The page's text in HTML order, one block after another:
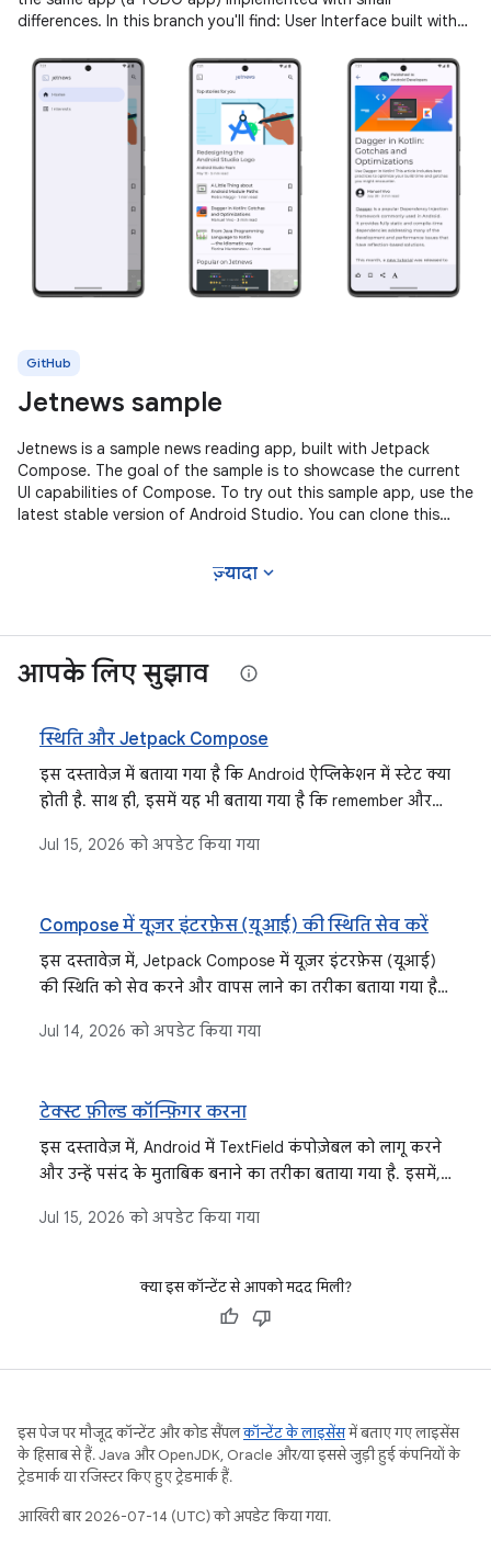
differences. In this branch you'll find: User Interface built with
GitHub
Jetnews sample
Jetnews is a sample news reading app, built with Jetpack
Compose. The goal of the sample is to showcase the current
UI capabilities of Compose. To try out this sample app, use the
latest stable version of Android Studio. You can clone this
ज़्यादा expand_more
आपके लिए सुझाव
स्थिति और Jetpack Compose
इस दस्तावेज़ में बताया गया है कि Android ऐप्लिकेशन में स्टेट क्या
होती है. साथ ही, इसमें यह भी बताया गया है कि remember और
Compose में स्टेट को कैसे मैनेज किया जाता है. इसके अलावा,
भी बताया गया है कि rememberSaveable का इस्तेमाल करके,
कॉन्फ़िगरेशन में हुए बदलावों के दौरान स्टेट को कैसे सेव किया
जाता है. इसमें स्टेट मैनेजमेंट के लिए, अलग-अलग तरह के
Jul 15, 2026 को अपडेट किया गया
Compose में यूज़र इंटरफ़ेस (यूआई) की स्थिति सेव करें
इस दस्तावेज़ में, Jetpack Compose में यूज़र इंटरफ़ेस (यूआई)
की स्थिति को सेव करने और वापस लाने का तरीका बताया गया है.
`rememberSaveable` और `SavedStateHandle`. इन
है.
Jul 14, 2026 को अपडेट किया गया
टेक्स्ट फ़ील्ड कॉन्फ़िगर करना
इस दस्तावेज़ में, Android में TextField कंपोज़ेबल को लागू करने
और उन्हें पसंद के मुताबिक बनाने का तरीका बताया गया है. इसमें,
इनपुट/आउटपुट ट्रांसफ़ॉर्मेशन, और कीबोर्ड कॉन्फ़िगरेशन पर
Jul 15, 2026 को अपडेट किया गया
क्या इस कॉन्टेंट से आपको मदद मिली?
इस पेज पर मौजूद कॉन्टेंट और कोड सैंपलकॉन्टेंट के लाइसेंसमें बताए गए लाइसेंस
के हिसाब से हैं. Java और OpenJDK, Oracle और/या इससे जुड़ी हुई कंपनियों के
ट्रेडमार्क या रजिस्टर किए हुए ट्रेडमार्क हैं.
आखिरी बार 2026-07-14 (UTC) को अपडेट किया गया.